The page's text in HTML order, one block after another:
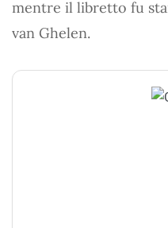
mentre il libretto fu
van Ghelen.